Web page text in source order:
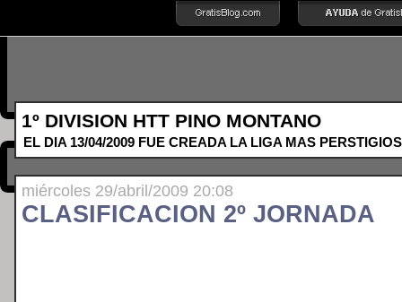
1º DIVISION HTT PINO MONTANO
EL DIA 13/04/2009 FUE CREADA LA LIGA MAS
miércoles 29/abril/2009 20:08
CLASIFICACION 2º JORNADA